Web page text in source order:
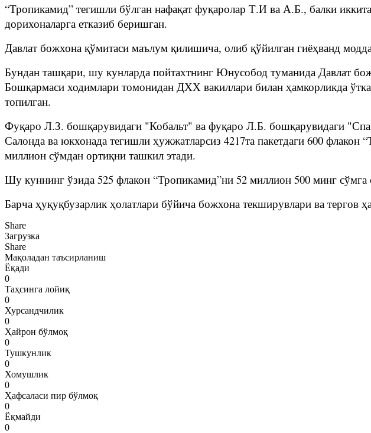
“Тропикамид” тегишли бўлган нафақат фуқаролар Т.И ва А.Б., балки
дорихоналарга етказиб беришган.
Давлат божхона қўмитаси маълум қилишича, олиб қўйилган гиёҳванд
Бундан ташқари, шу кунларда пойтахтнинг Юнусобод туманида Давлат
Бошқармаси ходимлари томонидан ДХХ вакиллари билан ҳамкорликда
топилган.
Фуқаро Л.З. бошқарувидаги "Кобальт" ва фуқаро Л.Б. бошқарувидаги
Салонда ва юкхонада тегишли ҳужжатларсиз 4217та пакетдаги 600
миллион сўмдан ортиқни ташкил этади.
Шу куннинг ўзида 525 флакон “Тропикамид”ни 52 миллион 500 минг
Барча ҳуқуқбузарлик ҳолатлари бўйича божхона текширувлари ва тергов
Share
Загрузка
Share
Мақоладан таъсирланиш
Ёқади
0
Таҳсинга лойиқ
0
Хурсандчилик
0
Ҳайрон бўлмоқ
0
Тушкунлик
0
Хомушлик
0
Ҳафсаласи пир бўлмоқ
0
Ёқмайди
0